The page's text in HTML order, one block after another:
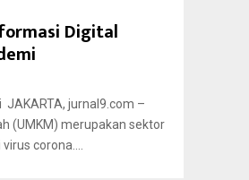
Digital
JAKARTA, jurnal9.com –
(UMKM) merupakan sektor
corona....